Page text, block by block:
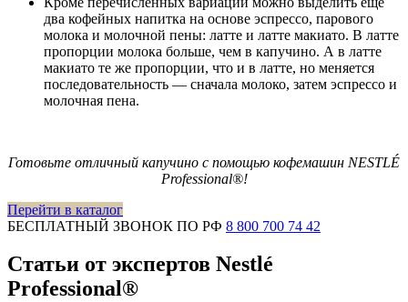
два кофейных напитка на основе эспрессо, парового
молока и молочной пены: латте и латте макиато. В латте
пропорции молока больше, чем в капучино. А в латте
макиато те же пропорции, что и в латте, но меняется
последовательность — сначала молоко, затем эспрессо и
молочная пена.
Готовьте отличный капучино с помощью кофемашин NESTLÉ
Professional®!
Перейти в каталог
БЕСПЛАТНЫЙ ЗВОНОК ПО РФ 8 800 700 74 42
Статьи от экспертов Nestlé
Professional®